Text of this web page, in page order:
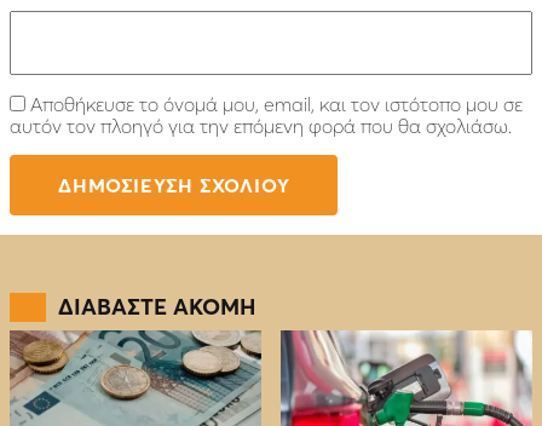
Αποθήκευσε το όνομά μου, email, και τον ιστότοπο μου σε
αυτόν τον πλοηγό για την επόμενη φορά που θα σχολιάσω.
ΔΙΑΒΑΣΤΕ ΑΚΟΜΗ